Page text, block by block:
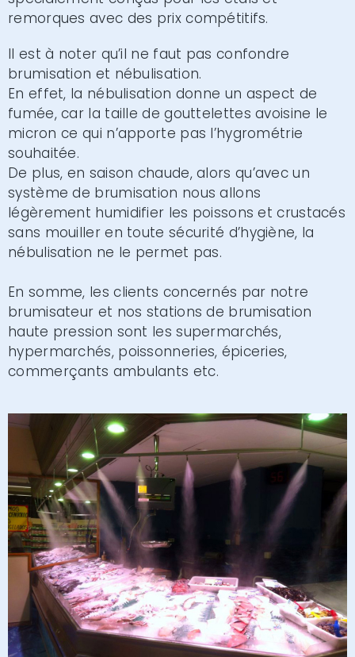
remorques avec des prix compétitifs.
Il est à noter qu’il ne faut pas confondre
brumisation et nébulisation.
En effet, la nébulisation donne un aspect de
fumée, car la taille de gouttelettes avoisine le
micron ce qui n’apporte pas l’hygrométrie
souhaitée.
De plus, en saison chaude, alors qu’avec un
système de brumisation nous allons
légèrement humidifier les poissons et crustacés
sans mouiller en toute sécurité d’hygiène, la
nébulisation ne le permet pas.
En somme, les clients concernés par notre
brumisateur et nos stations de brumisation
haute pression sont les supermarchés,
hypermarchés, poissonneries, épiceries,
commerçants ambulants etc.